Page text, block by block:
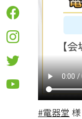
#電器堂 様